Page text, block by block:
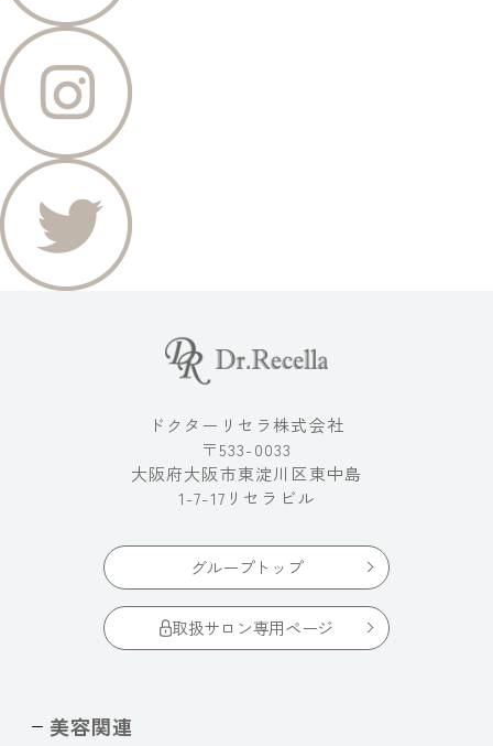
ドクターリセラ株式会社
〒533-0033
大阪府大阪市東淀川区東中島
1-7-17リセラビル
グループトップ
取扱サロン専用ページ
美容関連